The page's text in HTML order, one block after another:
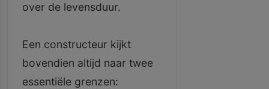
over de levensduur.
Een constructeur kijkt
bovendien altijd naar twee
essentiële grenzen: